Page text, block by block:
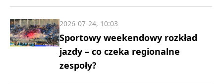
Sportowy weekendowy rozkład
jazdy – co czeka regionalne
zespoły?
2026-07-24, 10:03